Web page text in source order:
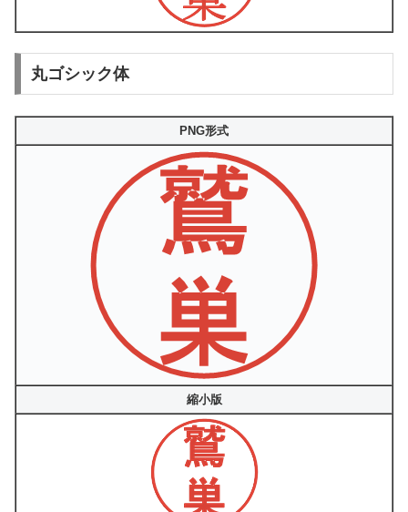
丸ゴシック体
PNG形式
縮小版